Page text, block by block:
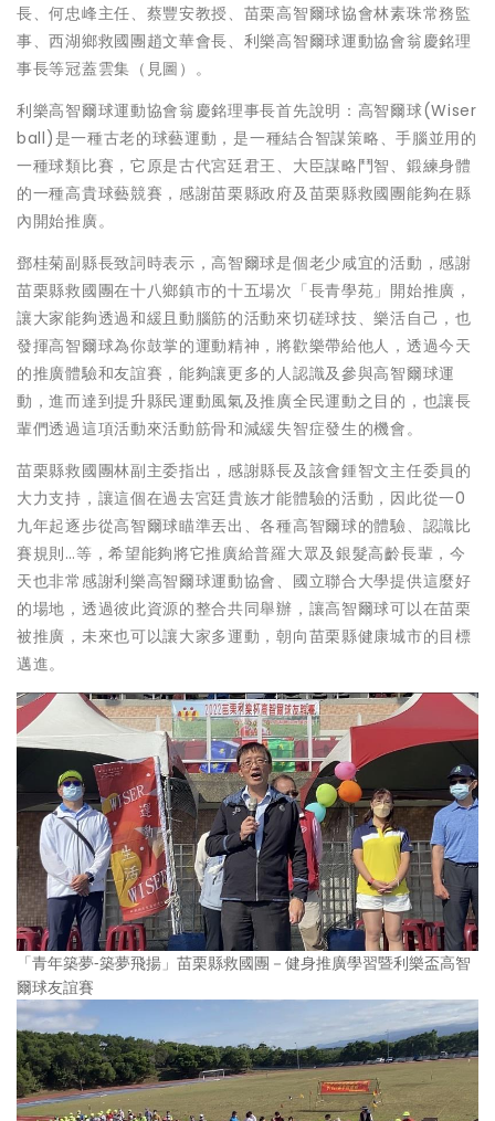
長、何忠峰主任、蔡豐安教授、苗栗高智爾球協會林素珠常務監
事、西湖鄉救國團趙文華會長、利樂高智爾球運動協會翁慶銘理
事長等冠蓋雲集（見圖）。
利樂高智爾球運動協會翁慶銘理事長首先說明：高智爾球(Wiser
ball)是一種古老的球藝運動，是一種結合智謀策略、手腦並用的
一種球類比賽，它原是古代宮廷君王、大臣謀略鬥智、鍛練身體
的一種高貴球藝競賽，感謝苗栗縣政府及苗栗縣救國團能夠在縣
內開始推廣。
鄧桂菊副縣長致詞時表示，高智爾球是個老少咸宜的活動，感謝
苗栗縣救國團在十八鄉鎮市的十五場次「長青學苑」開始推廣，
讓大家能夠透過和緩且動腦筋的活動來切磋球技、樂活自己，也
發揮高智爾球為你鼓掌的運動精神，將歡樂帶給他人，透過今天
的推廣體驗和友誼賽，能夠讓更多的人認識及參與高智爾球運
動，進而達到提升縣民運動風氣及推廣全民運動之目的，也讓長
輩們透過這項活動來活動筋骨和減緩失智症發生的機會。
苗栗縣救國團林副主委指出，感謝縣長及該會鍾智文主任委員的
大力支持，讓這個在過去宮廷貴族才能體驗的活動，因此從一0
九年起逐步從高智爾球瞄準丟出、各種高智爾球的體驗、認識比
賽規則…等，希望能夠將它推廣給普羅大眾及銀髮高齡長輩，今
天也非常感謝利樂高智爾球運動協會、國立聯合大學提供這麼好
的場地，透過彼此資源的整合共同舉辦，讓高智爾球可以在苗栗
被推廣，未來也可以讓大家多運動，朝向苗栗縣健康城市的目標
邁進。
「青年築夢-築夢飛揚」苗栗縣救國團－健身推廣學習暨利樂盃高智
爾球友誼賽